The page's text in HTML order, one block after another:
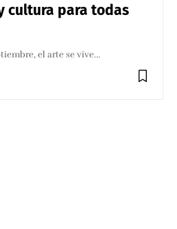
cultura para todas
el arte se vive…